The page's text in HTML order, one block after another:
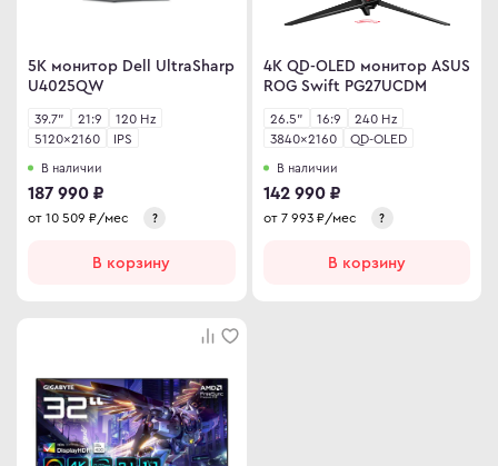
5K монитор Dell UltraSharp
U4025QW
39.7" 21:9
120 Hz
5120×2160
IPS
В наличии
187 990 ₽
от 10 509 ₽/мес ?
В корзину
4K QD-OLED монитор ASUS
ROG Swift PG27UCDM
26.5" 16:9
240 Hz
3840×2160
QD-OLED
В наличии
142 990 ₽
от 7 993₽/мес ?
В корзину